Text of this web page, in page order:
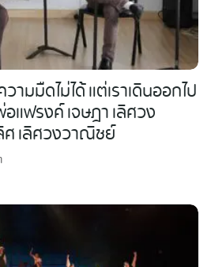
ามมืดไม่ได้ แต่เราเดินออกไป
แฟรงค์ เจษฎา เลิศวง
ศ เลิศวงวาณิชย์